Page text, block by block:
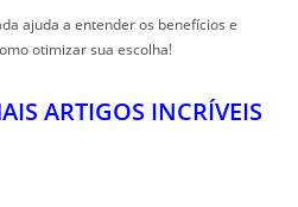
ajuda a entender os benefícios e
otimizar sua escolha!
ARTIGOS INCRÍVEIS